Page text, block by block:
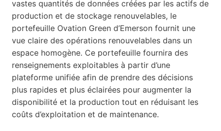
vastes quantités de données créées par les actifs de
production et de stockage renouvelables, le
portefeuille Ovation Green d’Emerson fournit une
vue claire des opérations renouvelables dans un
espace homogène. Ce portefeuille fournira des
renseignements exploitables à partir d’une
plateforme unifiée afin de prendre des décisions
plus rapides et plus éclairées pour augmenter la
disponibilité et la production tout en réduisant les
coûts d’exploitation et de maintenance.